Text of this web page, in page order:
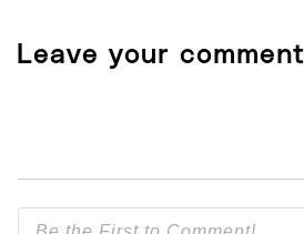
Leave your comment